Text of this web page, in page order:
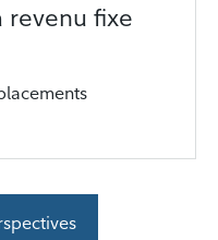
revenu fixe